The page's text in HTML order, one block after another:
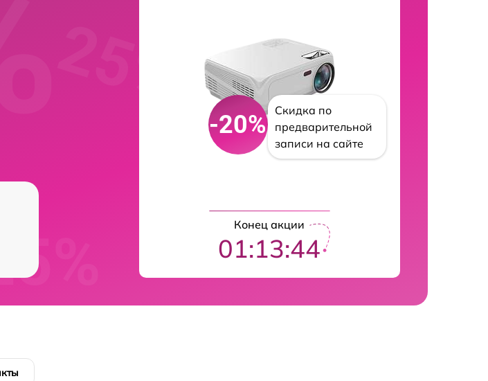
-20%
Скидка по
предварительной
записи на сайте
Конец акции
01:13:43